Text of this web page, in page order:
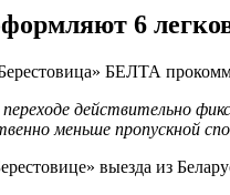
6
БЕЛТА
действительно
меньше пропускной
выезда из